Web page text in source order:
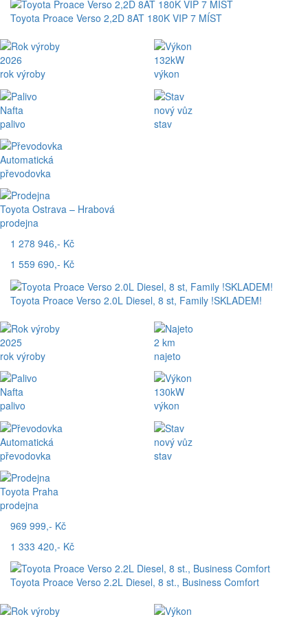
Toyota Proace Verso 2,2D 8AT 180K VIP 7 MÍST
2026
rok výroby
Nafta
palivo
Automatická
převodovka
Toyota Ostrava – Hrabová
prodejna
132kW
výkon
nový vůz
stav
1 278 946,- Kč
1 559 690,- Kč
Toyota Proace Verso 2.0L Diesel, 8 st, Family !SKLADEM!
2025
rok výroby
Nafta
palivo
Automatická
převodovka
Toyota Praha
prodejna
2 km
najeto
130kW
výkon
nový vůz
stav
969 999,- Kč
1 333 420,- Kč
Toyota Proace Verso 2.2L Diesel, 8 st., Business Comfort